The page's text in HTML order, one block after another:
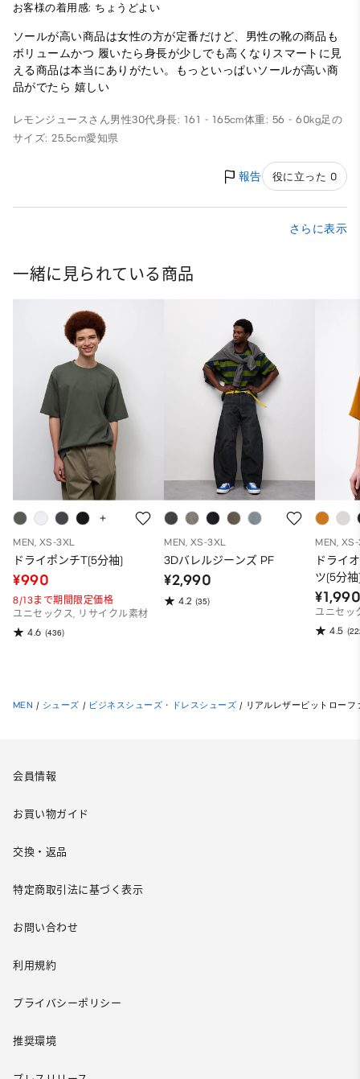
お客様の着用感: ちょうどよい
ソールが高い商品は女性の方が定番だけど、男性の靴の商品も
ボリュームかつ 履いたら身長が少しでも高くなりスマートに見
える商品は本当にありがたい。もっといっぱいソールが高い商
品がでたら 嬉しい
レモンジュースさん男性30代身長: 161 - 165cm体重: 56 - 60kg足の
サイズ: 25.5cm愛知県
報告 役に立った 0
さらに表示
一緒に見られている商品
MEN, XS-3XL
ドライポンチT(5分袖)
¥990
8/13まで期間限定価格
ユニセックス, リサイクル素材
4.6 (436)
MEN, XS-3XL
3Dバレルジーンズ PF
¥2,990
4.2 (35)
MEN,
ドライ
ツ(5分
ユニセッ
4.5
MEN / シューズ / ビジネスシューズ・ドレスシューズ / リアルレザービットローフ
会員情報
お買い物ガイド
交換・返品
特定商取引法に基づく表示
お問い合わせ
利用規約
プライバシーポリシー
推奨環境